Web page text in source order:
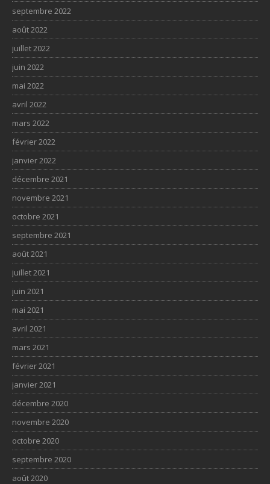
septembre 2022
août 2022
juillet 2022
juin 2022
mai 2022
avril 2022
mars 2022
février 2022
janvier 2022
décembre 2021
novembre 2021
octobre 2021
septembre 2021
août 2021
juillet 2021
juin 2021
mai 2021
avril 2021
mars 2021
février 2021
janvier 2021
décembre 2020
novembre 2020
octobre 2020
septembre 2020
août 2020